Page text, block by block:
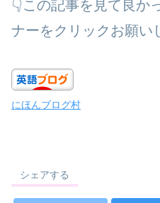
👇この記事を見て良か
ナーをクリックお願い
にほんブログ村
シェアする